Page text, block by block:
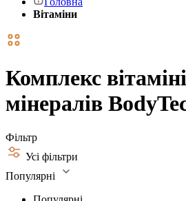
Вітаміни
Комплекс
мінералів
Фільтр
Усі фільтри
Популярні